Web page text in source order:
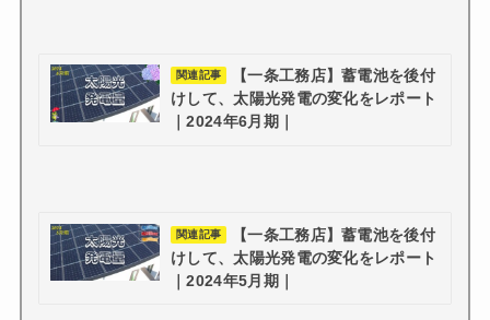
関連記事
【一条工務店】蓄電池を後付
けして、太陽光発電の変化をレポート
｜2024年6月期｜
関連記事
【一条工務店】蓄電池を後付
けして、太陽光発電の変化をレポート
｜2024年5月期｜